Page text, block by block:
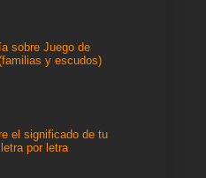
sobre Juego de
y escudos)
el significado de tu
por letra